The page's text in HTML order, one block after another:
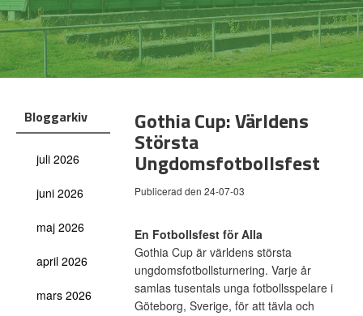
Bloggarkiv
juli 2026
juni 2026
maj 2026
april 2026
mars 2026
Gothia Cup: Världens
Största
Ungdomsfotbollsfest
Publicerad den 24-07-03
En Fotbollsfest för Alla
Gothia Cup är världens största
ungdomsfotbollsturnering. Varje år
samlas tusentals unga fotbollsspelare i
Göteborg, Sverige, för att tävla och